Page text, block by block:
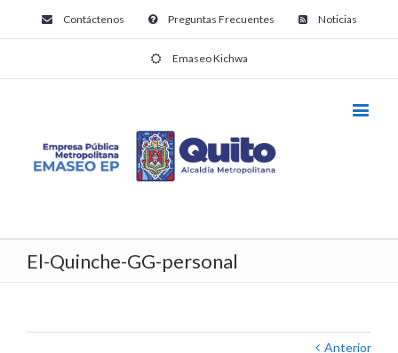
Contáctenos Preguntas Frecuentes Noticias
Emaseo Kichwa
El-Quinche-GG-personal
Anterior